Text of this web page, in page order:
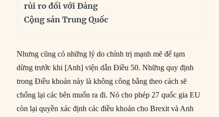
rủi ro đối với Đảng
Cộng sản Trung Quốc
Nhưng cũng có những lý do chính trị mạnh mẽ để tạm
dừng trước khi [Anh] viện dẫn Điều 50. Những quy định
trong Điều khoản này là không công bằng theo cách sẽ
chống lại các bên muốn ra đi. Nó cho phép 27 quốc gia EU
còn lại quyền xác định các điều khoản cho Brexit và Anh